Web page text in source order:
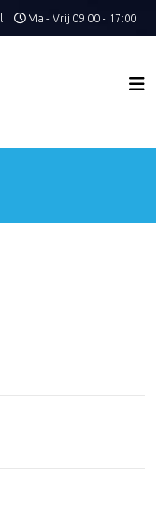
Ma - Vrij 09:00 - 17:00